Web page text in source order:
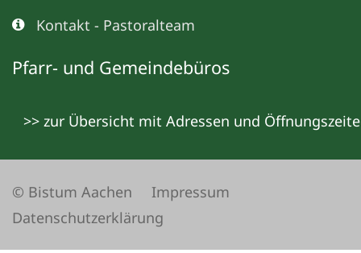
Kontakt - Pastoralteam
Pfarr- und Gemeindebüros
>> zur Übersicht mit Adressen und
© Bistum Aachen
Impressum
Datenschutzerklärung